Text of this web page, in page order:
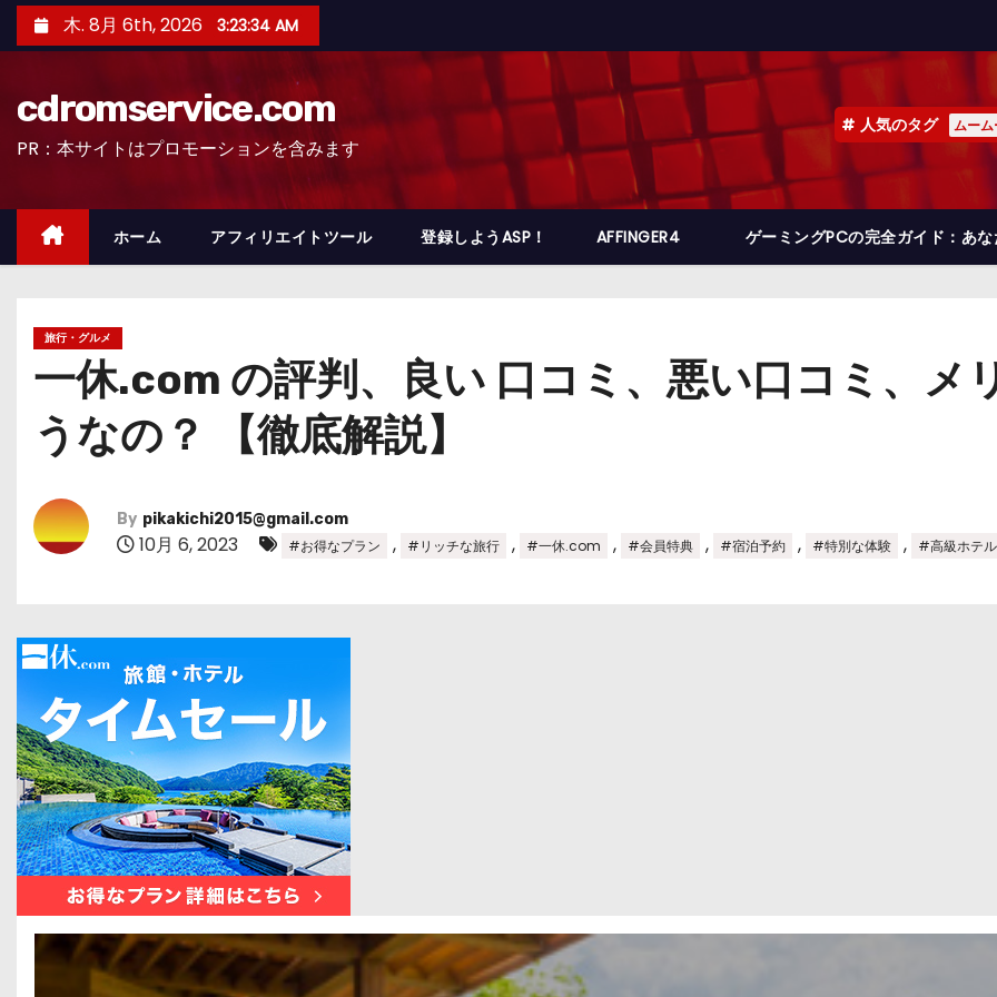
ン
ッ
木. 8月 6th, 2026 3:23:35 AM
cdromservice.com
PR：本サイトはプロモーションを含みます
人気のタグ ムー
ホーム アフィリエイトツール 登録しようASP！ AFFINGER4 ゲーミングPCの完全ガイド：あ
旅行・グルメ
一休.com の評判、良い 口コミ、悪い口コミ、メ
うなの？ 【徹底解説】
By pikakichi2015@gmail.com
10月 6, 2023 #お得なプラン , #リッチな旅行 , #一休.com , #会員特典 , #宿泊予約 , #特別な体験 , #高級ホテル